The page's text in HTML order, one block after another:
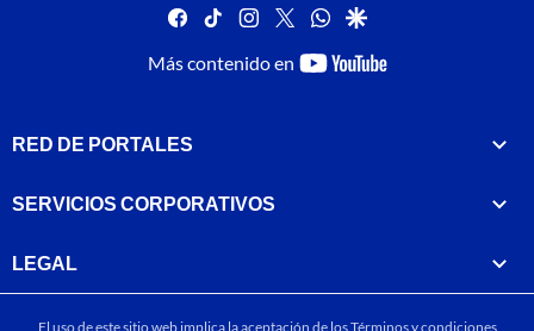
facebook
tiktok instagram
twitterwhatsapp
google
Más contenido en
youtube-
RED DE PORTALES
SERVICIOS CORPORATIVOS
LEGAL
El uso de este sitio web implica la aceptación de losTérminos y condiciones